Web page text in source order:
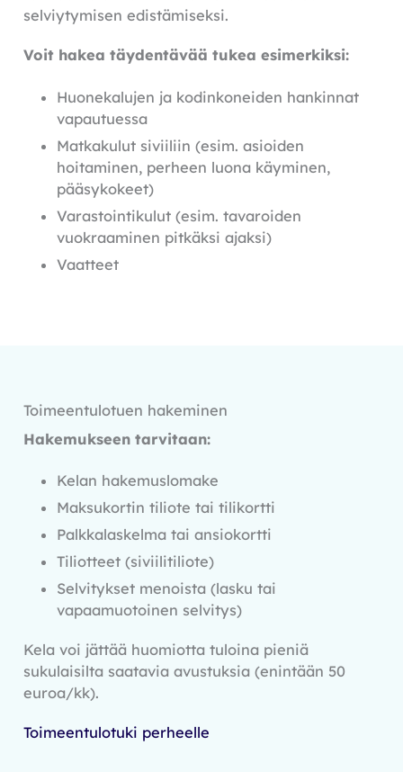
selviytymisen edistämiseksi.
Voit hakea täydentävää tukea esimerkiksi:
Huonekalujen ja kodinkoneiden hankinnat
vapautuessa
Matkakulut siviiliin (esim. asioiden
hoitaminen, perheen luona käyminen,
pääsykokeet)
Varastointikulut (esim. tavaroiden
vuokraaminen pitkäksi ajaksi)
Vaatteet
Toimeentulotuen hakeminen
Hakemukseen tarvitaan:
Kelan hakemuslomake
Maksukortin tiliote tai tilikortti
Palkkalaskelma tai ansiokortti
Tiliotteet (siviilitiliote)
Selvitykset menoista (lasku tai
vapaamuotoinen selvitys)
Kela voi jättää huomiotta tuloina pieniä
sukulaisilta saatavia avustuksia (enintään 50
euroa/kk).
Toimeentulotuki perheelle